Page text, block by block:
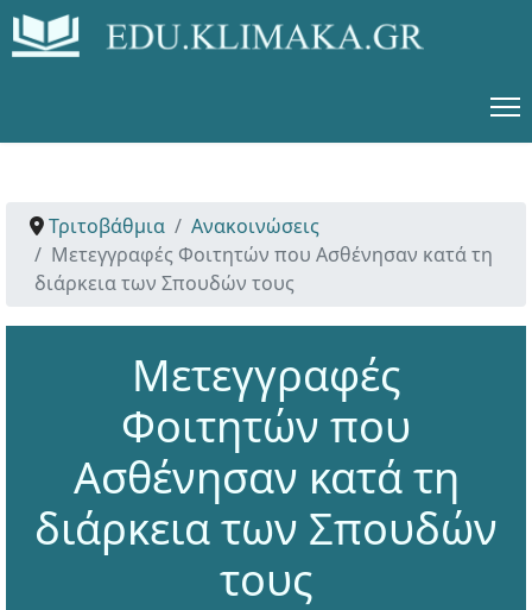
Τριτοβάθμια
Ανακοινώσεις
Μετεγγραφές Φοιτητών που Ασθένησαν κατά τη
διάρκεια των Σπουδών τους
Μετεγγραφές
Φοιτητών που
Ασθένησαν κατά τη
διάρκεια των Σπουδών
τους